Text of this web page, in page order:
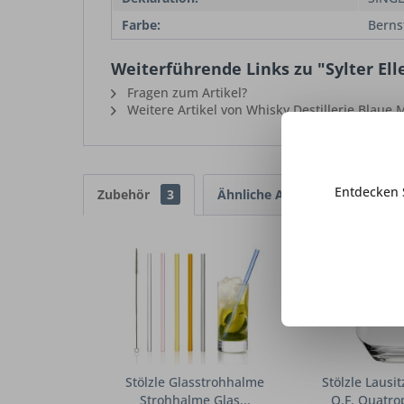
Farbe:
Weiterführende Links zu "Sylter
Fragen zum Artikel?
Weitere Artikel von Whisky Destillerie Blaue
Zubehör 3 Ähnliche Artikel
Stölzle Glasstrohhalme
Strohhalme Glas...
Stölzle
O.F.
Entdecken